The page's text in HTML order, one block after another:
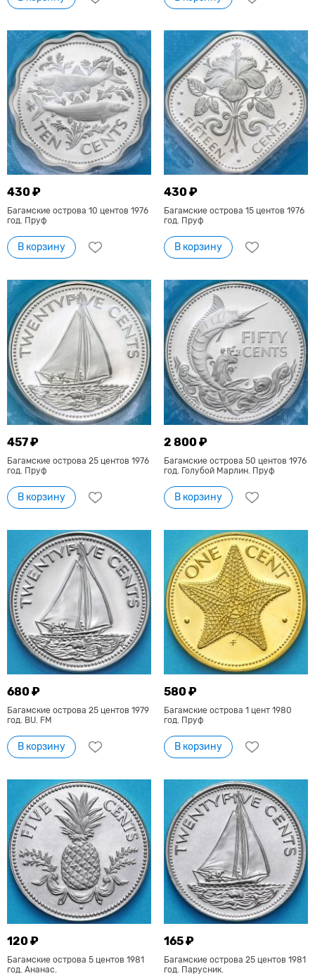
430 ₽
Багамские острова 10 центов 1976
год. Пруф
В корзину
430 ₽
Багамские острова 15 центов 1976
год. Пруф
В корзину
457 ₽
Багамские острова 25 центов 1976
год. Пруф
В корзину
2 800 ₽
Багамские острова 50 центов 1976
год. Голубой Марлин. Пруф
В корзину
680 ₽
Багамские острова 25 центов 1979
год. BU. FM
В корзину
580 ₽
Багамские острова 1 цент 1980
год. Пруф
В корзину
120 ₽
Багамские острова 5 центов 1981
год. Ананас.
165 ₽
Багамские острова 25 центов 1981
год. Парусник.